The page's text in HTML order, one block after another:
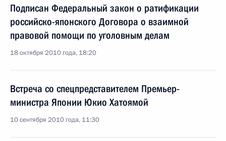
Подписан Федеральный закон о ратификации
российско-японского Договора о взаимной
правовой помощи по уголовным делам
18 октября 2010 года, 18:20
Встреча со спецпредставителем Премьер-
министра Японии Юкио Хатоямой
10 сентября 2010 года, 11:30